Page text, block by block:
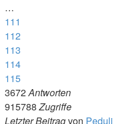
…
111
112
113
114
115
3672Antworten
915788Zugriffe
Letzter Beitragvon Peduli